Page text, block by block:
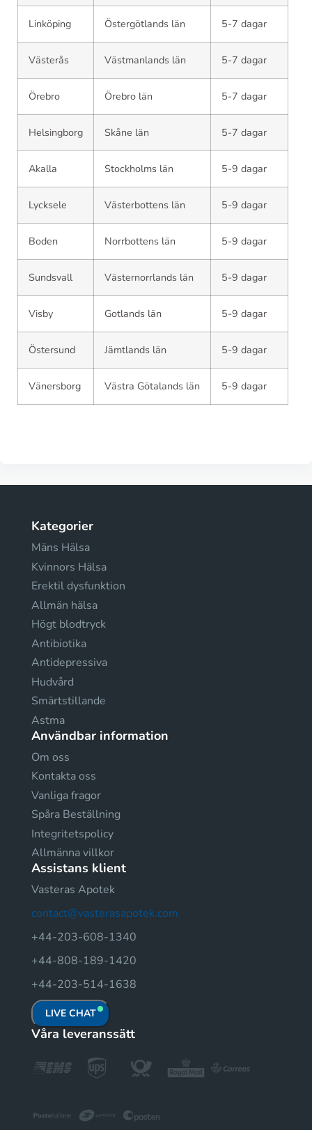
Linköping Östergötlands län 5-7 dagar
Västerås Västmanlands län 5-7 dagar
Örebro Örebro län 5-7 dagar
Helsingborg Skåne län 5-7 dagar
Akalla Stockholms län 5-9 dagar
Lycksele Västerbottens län 5-9 dagar
Boden Norrbottens län 5-9 dagar
Sundsvall Västernorrlands län 5-9 dagar
Visby Gotlands län 5-9 dagar
Östersund Jämtlands län 5-9 dagar
Vänersborg Västra Götalands län 5-9 dagar
Kategorier
Mäns Hälsa
Kvinnors Hälsa
Erektil dysfunktion
Allmän hälsa
Högt blodtryck
Antibiotika
Antidepressiva
Hudvård
Smärtstillande
Astma
Användbar information
Om oss
Kontakta oss
Vanliga fragor
Spåra Beställning
Integritetspolicy
Allmänna villkor
Assistans klient
Vasteras Apotek
contact@vasterasapotek.com
+44-203-608-1340
+44-808-189-1420
+44-203-514-1638
LIVE CHAT
Våra leveranssätt